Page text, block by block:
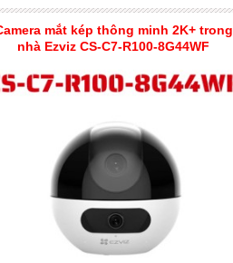
mắt kép thông minh 2K+ trong
nhà Ezviz CS-C7-R100-8G44WF